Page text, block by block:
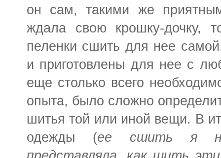
он сам, такими же
ждала свою крошку-дочку,
пеленки сшить для нее
и приготовлены для нее с
еще столько всего
опыта, было сложно
шитья той или иной вещи. В
одежды (ее сшить я